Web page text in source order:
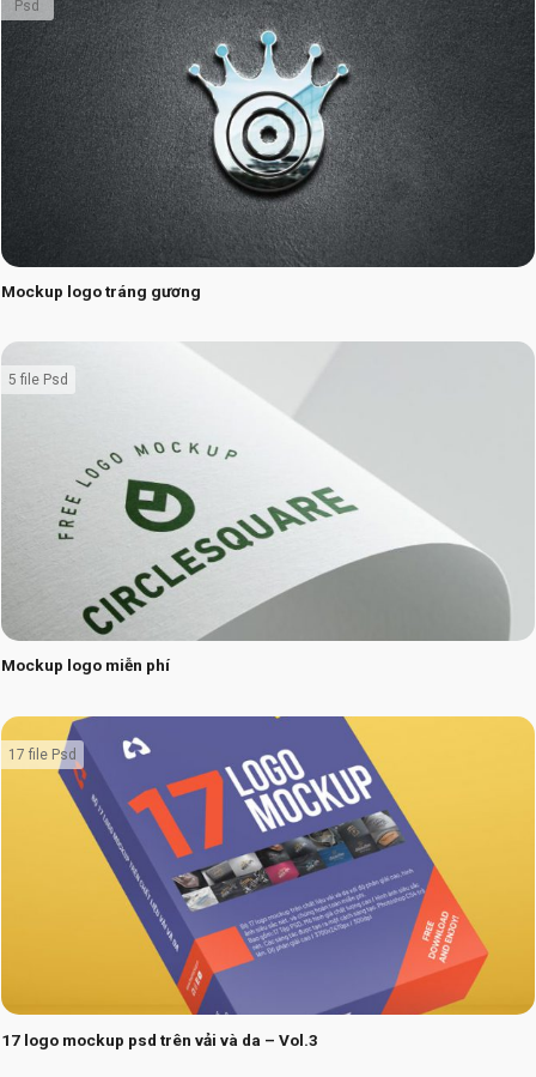
Mockup logo tráng gương
Psd
Mockup logo miễn phí
5 file Psd
17 logo mockup psd trên vải và da – Vol.3
17 file Psd